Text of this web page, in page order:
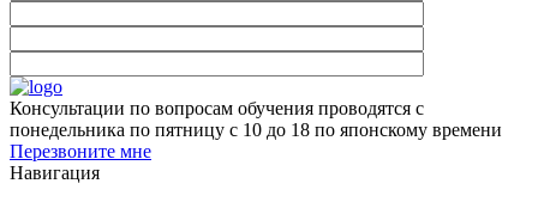
Консультации по вопросам обучения проводятся с
понедельника по пятницу с 10 до 18 по японскому времени
Перезвоните мне
Навигация